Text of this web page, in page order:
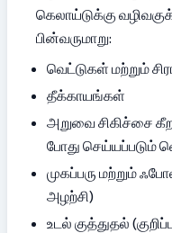
கெலாய்டுக்கு
பின்வருமாறு:
வெட்டுகள் மற்றும்
தீக்காயங்கள்
அறுவை சிகிச்சை
போது செய்யப்படும்
முகப்பரு மற்றும்
அழற்சி)
உடல் குத்துதல்